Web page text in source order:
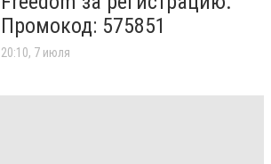
Промокод: 575851
20:10, 7 июля